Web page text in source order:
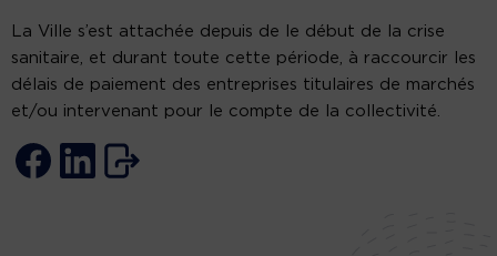
La Ville s’est attachée depuis de le début de la crise
sanitaire, et durant toute cette période, à raccourcir les
délais de paiement des entreprises titulaires de marchés
et/ou intervenant pour le compte de la collectivité.